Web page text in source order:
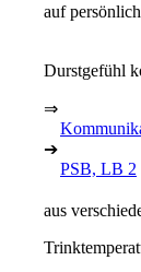
auf
Durstgefühl
⇒
➔
PSB, LB 2
aus